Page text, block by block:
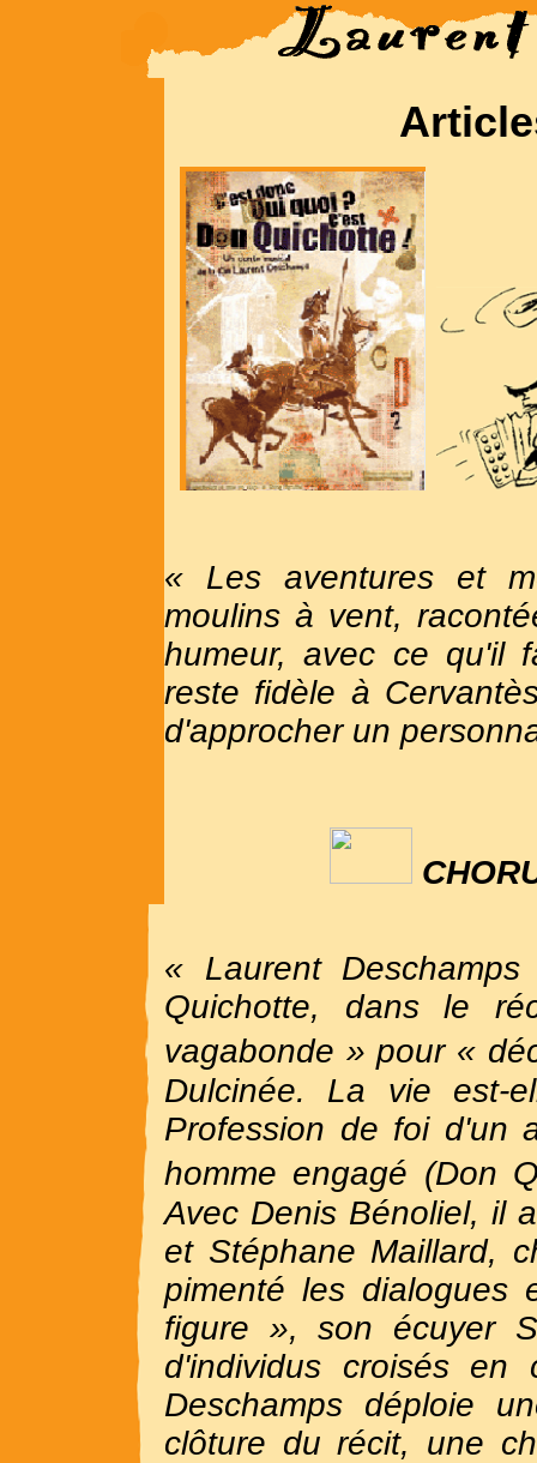
« Les aventures et
moulins à vent,
humeur, avec ce qu'il
reste fidèle à
d'approcher un
CHOR
« Laurent
Quichotte, dans le
vagabonde » pour «
Dulcinée. La vie est-
Profession de foi d'un
homme engagé (Don
Avec Denis Bénoliel, il
et Stéphane Maillard,
pimenté les dialogues
figure », son écuyer
d'individus croisés en
Deschamps déploie
clôture du récit, une